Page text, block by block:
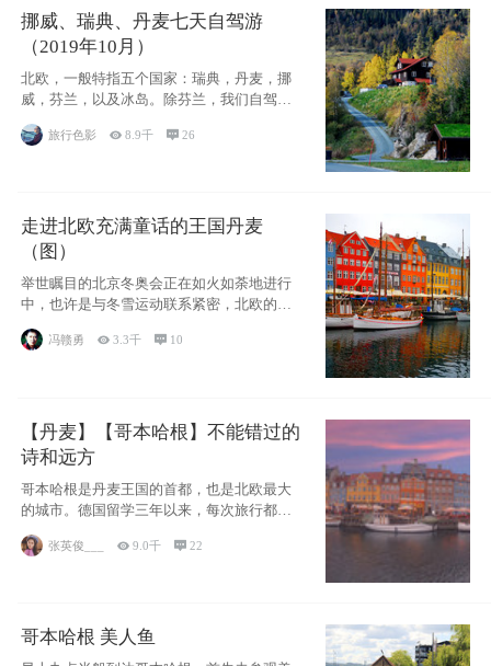
挪威、瑞典、丹麦七天自驾游
（2019年10月）
北欧，一般特指五个国家：瑞典，丹麦，挪
威，芬兰，以及冰岛。除芬兰，我们自驾游
旅行色影 8.9千 26
走进北欧充满童话的王国丹麦
（图）
举世瞩目的北京冬奥会正在如火如荼地进行
中，也许是与冬雪运动联系紧密，北欧的一
些国家因
冯赣勇 3.3千  10
【丹麦】【哥本哈根】不能错过的
诗和远方
哥本哈根是丹麦王国的首都，也是北欧最大
的城市。德国留学三年以来，每次旅行都是
张英俊___ 9.0千 22
哥本哈根 美人鱼